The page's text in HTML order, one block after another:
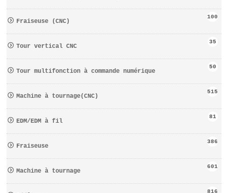
Fraiseuse (CNC)
100
Tour vertical CNC
35
Tour multifonction à commande numérique
50
Machine à tournage(CNC)
515
EDM/EDM à fil
81
Fraiseuse
386
Machine à tournage
601
816